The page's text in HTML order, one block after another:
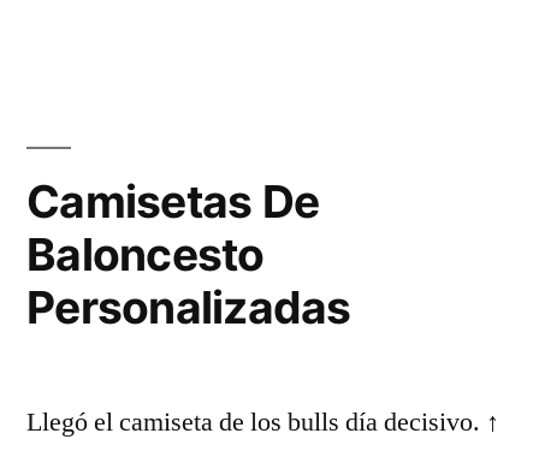
Camisetas De
Baloncesto
Personalizadas
Llegó el camiseta de los bulls día decisivo. ↑